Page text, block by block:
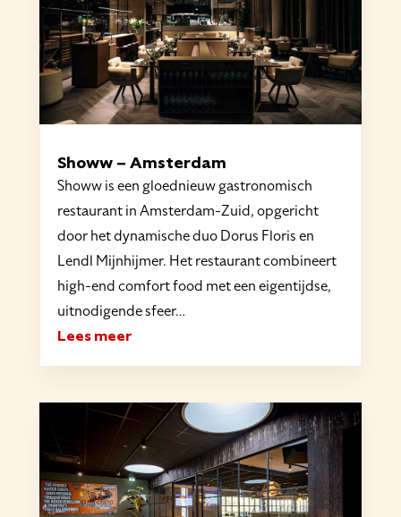
Showw – Amsterdam
Showw is een gloednieuw gastronomisch
restaurant in Amsterdam-Zuid, opgericht
door het dynamische duo Dorus Floris en
Lendl Mijnhijmer. Het restaurant combineert
high-end comfort food met een eigentijdse,
uitnodigende sfeer…
Lees meer